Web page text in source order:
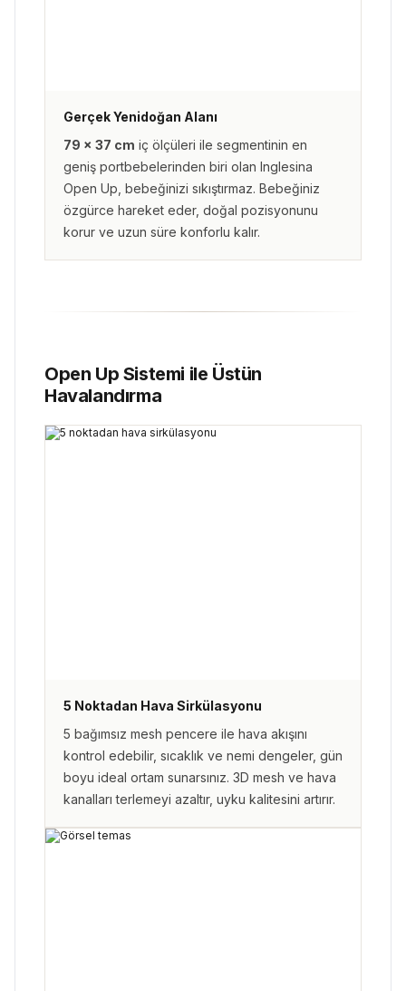
Gerçek Yenidoğan Alanı
79 × 37 cm iç ölçüleri ile segmentinin en
geniş portbebelerinden biri olan Inglesina
Open Up, bebeğinizi sıkıştırmaz. Bebeğiniz
özgürce hareket eder, doğal pozisyonunu
korur ve uzun süre konforlu kalır.
Open Up Sistemi ile Üstün
Havalandırma
5 Noktadan Hava Sirkülasyonu
5 bağımsız mesh pencere ile hava akışını
kontrol edebilir, sıcaklık ve nemi dengeler, gün
boyu ideal ortam sunarsınız. 3D mesh ve hava
kanalları terlemeyi azaltır, uyku kalitesini artırır.